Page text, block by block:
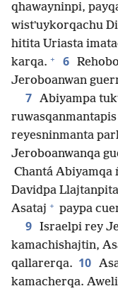
qhawayninpi,
wistʼuykorqachu
hitita Uriasta
karqa. + 6
Jeroboanwan
7 Abiyampa
reyesninmanta
Jeroboanwanqa
Chantá Abiyamqa
Davidpa
Asataj + paypa
9 Israelpi rey
kamachishajtin,
qallarerqa. 10
kamacherqa.